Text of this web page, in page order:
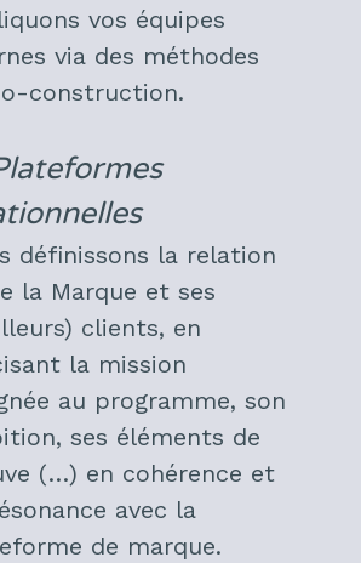
vos équipes
via des méthodes
construction.
définissons la relation
la Marque et ses
clients, en
la mission
au programme, son
ses éléments de
(…) en cohérence et
avec la
de marque.